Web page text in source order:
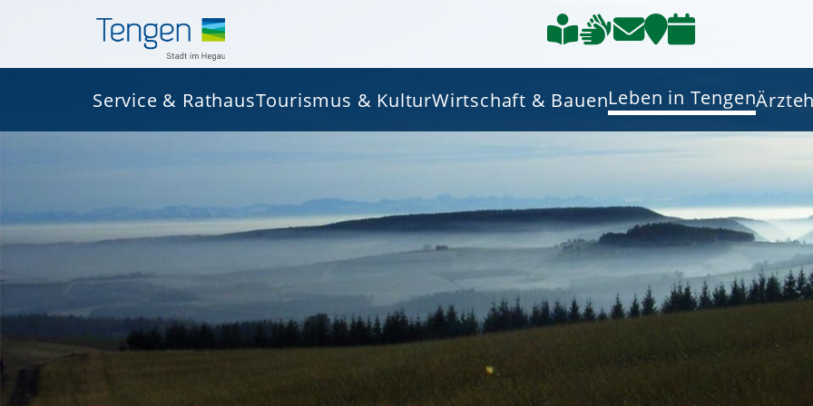
Service & RathausTourismus & KulturWirtschaft & BauenLeben in Tengen